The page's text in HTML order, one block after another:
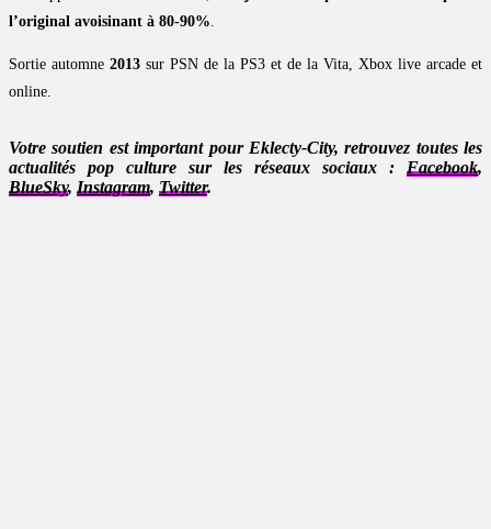
l’original avoisinant à 80-90%.
Sortie automne 2013 sur PSN de la PS3 et de la Vita, Xbox live arcade et
online.
Votre soutien est important pour Eklecty-City, retrouvez toutes les
actualités pop culture sur les réseaux sociaux : Facebook,
BlueSky, Instagram, Twitter.